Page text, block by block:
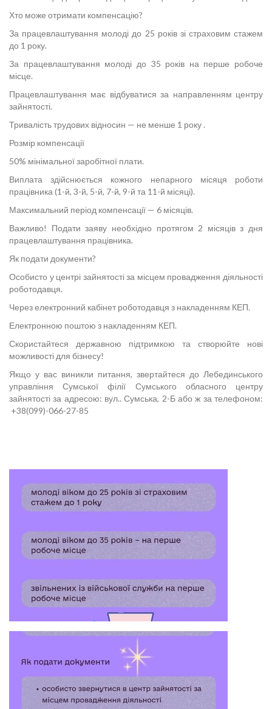
Хто може отримати компенсацію?
За працевлаштування молоді до 25 років зі страховим стажем
до 1 року.
За працевлаштування молоді до 35 років на перше робоче
місце.
Працевлаштування має відбуватися за направленням центру
зайнятості.
Тривалість трудових відносин — не менше 1 року .
Розмір компенсації
50% мінімальної заробітної плати.
Виплата здійснюється кожного непарного місяця роботи
працівника (1-й, 3-й, 5-й, 7-й, 9-й та 11-й місяці).
Максимальний період компенсації — 6 місяців.
Важливо! Подати заяву необхідно протягом 2 місяців з дня
працевлаштування працівника.
Як подати документи?
Особисто у центрі зайнятості за місцем провадження діяльності
роботодавця.
Через електронний кабінет роботодавця з накладенням КЕП.
Електронною поштою з накладенням КЕП.
Скористайтеся державною підтримкою та створюйте нові
можливості для бізнесу!
Якщо у вас виникли питання, звертайтеся до Лебединського
управління Сумської філії Сумського обласного центру
зайнятості за адресою: вул.. Сумська, 2-Б або ж за телефоном:
+38(099)-066-27-85